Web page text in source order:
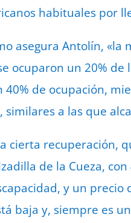
habituales por
asegura Antolín, «la
ocuparon un 20%
40% de ocupación,
similares a las que
cierta recuperación,
de la Cueza,
y un precio
baja y, siempre es